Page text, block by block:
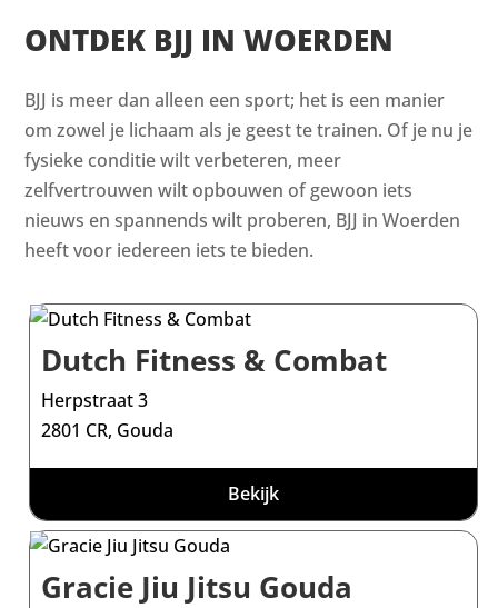
ONTDEK BJJ IN WOERDEN
BJJ is meer dan alleen een sport; het is een manier
om zowel je lichaam als je geest te trainen. Of je nu je
fysieke conditie wilt verbeteren, meer
zelfvertrouwen wilt opbouwen of gewoon iets
nieuws en spannends wilt proberen, BJJ in Woerden
heeft voor iedereen iets te bieden.
Dutch Fitness & Combat
Herpstraat 3
2801 CR, Gouda
Bekijk
Gracie Jiu Jitsu Gouda